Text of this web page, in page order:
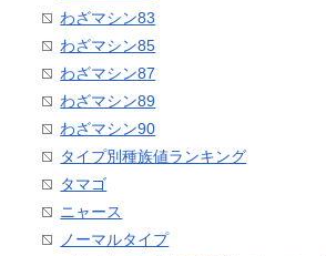
わざマシン83
わざマシン85
わざマシン87
わざマシン89
わざマシン90
タイプ別種族値ランキング
タマゴ
ニャース
ノーマルタイプ